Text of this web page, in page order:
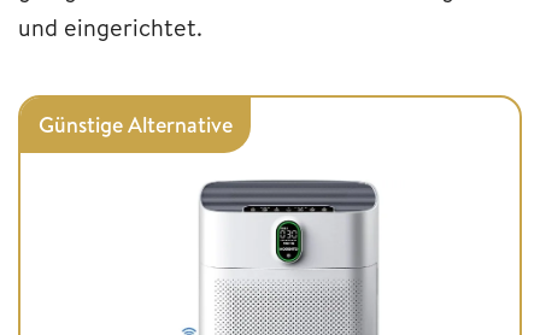
und eingerichtet.
Günstige Alternative